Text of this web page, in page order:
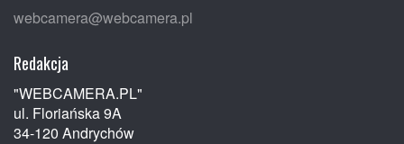
webcamera@webcamera.pl
Redakcja
"WEBCAMERA.PL"
ul. Floriańska 9A
34-120 Andrychów